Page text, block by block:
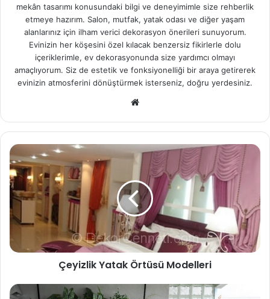
mekân tasarımı konusundaki bilgi ve deneyimimle size rehberlik
etmeye hazırım. Salon, mutfak, yatak odası ve diğer yaşam
alanlarınız için ilham verici dekorasyon önerileri sunuyorum.
Evinizin her köşesini özel kılacak benzersiz fikirlerle dolu
içeriklerimle, ev dekorasyonunda size yardımcı olmayı
amaçlıyorum. Siz de estetik ve fonksiyonelliği bir araya getirerek
evinizin atmosferini dönüştürmek isterseniz, doğru yerdesiniz.
sit
esi
Çeyizlik Yatak Örtüsü Modelleri